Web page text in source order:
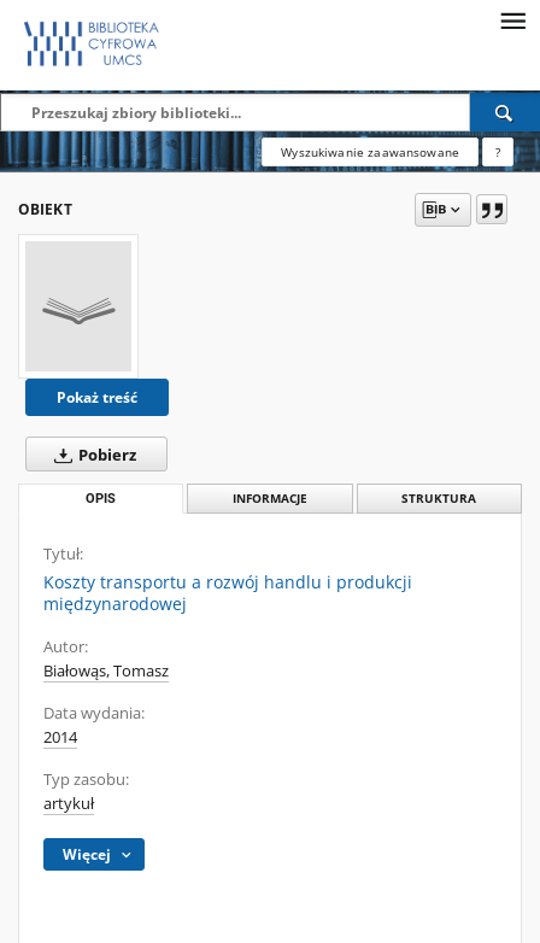
Wyszukiwanie zaawansowane ?
OBIEKT
Pokaż treść
Pobierz
OPIS INFORMACJE STRUKTURA
Tytuł:
Koszty transportu a rozwój handlu i produkcji
międzynarodowej
Autor:
Białowąs, Tomasz
Data wydania:
2014
Typ zasobu:
artykuł
Więcej